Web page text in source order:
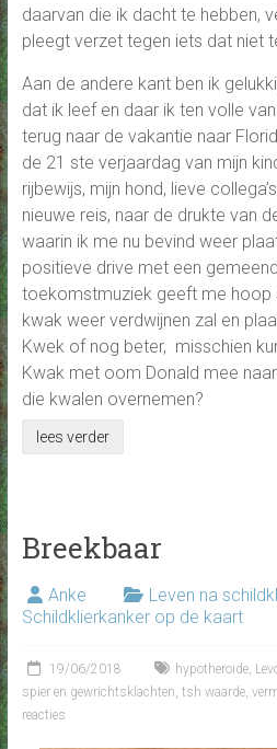
daarvan die ik dacht te hebben,
pleegt verzet tegen iets dat niet
Aan de andere kant ben ik
dat ik leef en daar ik ten volle
terug naar de vakantie naar
de 21 ste verjaardag van mijn
rijbewijs, mijn hond, lieve
nieuwe reis, naar de drukte van
waarin ik me nu bevind weer
positieve drive met een
toekomstmuziek geeft me hoop
kwak weer verdwijnen zal en
Kwek of nog beter, misschien
Kwak met oom Donald mee
die kwalen overnemen?
lees verder
Breekbaar
Anke Leven na
Schildklierkanker op de kaart
19/06/2018 hypotheroide,
spier en gewrichtsklachten tsh waarde,
reacties